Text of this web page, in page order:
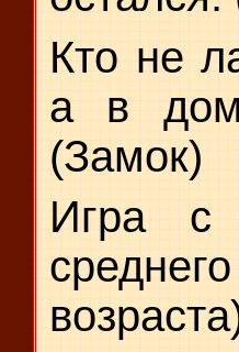
Кто не
а в дом
(Замок)
Игра с